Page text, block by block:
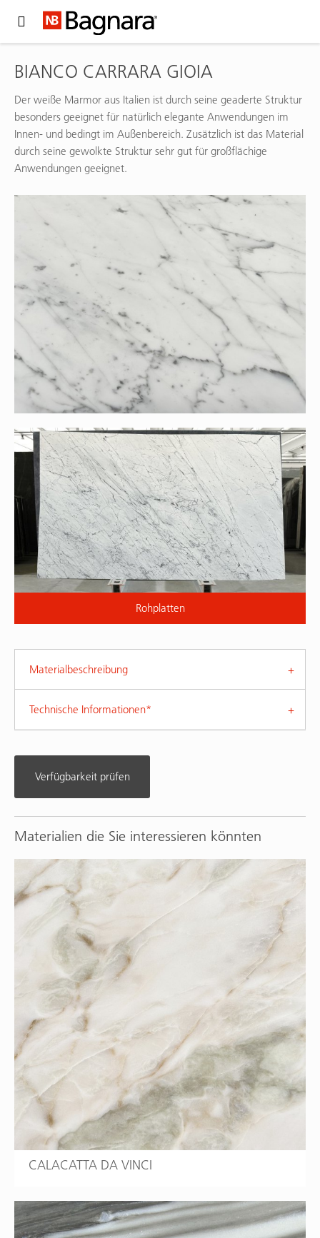
BIANCO CARRARA GIOIA
Der weiße Marmor aus Italien ist durch seine geaderte Struktur
besonders geeignet für natürlich elegante Anwendungen im
Innen- und bedingt im Außenbereich. Zusätzlich ist das Material
durch seine gewolkte Struktur sehr gut für großflächige
Anwendungen geeignet.
Rohplatten
Materialbeschreibung
Technische Informationen*
Verfügbarkeit prüfen
Materialien die Sie interessieren könnten
CALACATTA DA VINCI